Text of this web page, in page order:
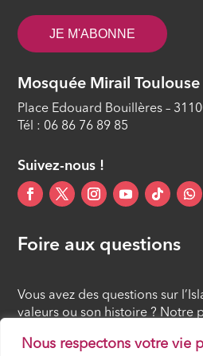
Nous respectons votre vie
JE M'ABONNE
Mosquée Mirail Toulouse
Place Edouard Bouillères –
Tél : 06 86 76 89 85
Suivez-nous !
Foire aux questions
Vous avez des questions sur
valeurs ou son histoire ? Notre
réponses rassemble des
à tous, croyants ou simples